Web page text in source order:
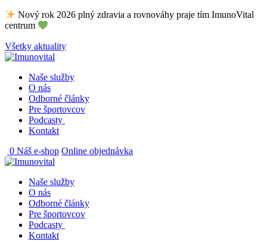
Skip
to
Nový rok 2026 plný zdravia a rovnováhy praje tím ImunoVital
centrum
Všetky aktuality
Naše služby
O nás
Odborné články
Pre športovcov
Podcasty
Kontakt
0 Náš e-shop Online objednávka
Naše služby
O nás
Odborné články
Pre športovcov
Podcasty
Kontakt